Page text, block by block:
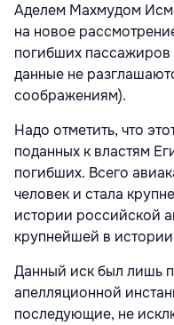
Аделем Махмудом
на новое
погибших пассажиров
данные не
соображениям).
Надо отметить, что
поданных к властям
погибших. Всего
человек и стала
истории российской
крупнейшей в
Данный иск был лишь
апелляционной
последующие, не